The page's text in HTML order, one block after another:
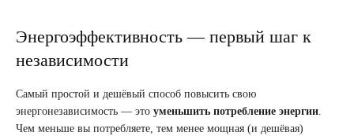
Энергоэффективность — первый шаг к
независимости
Самый простой и дешёвый способ повысить свою
энергонезависимость — это уменьшить потребление энергии.
Чем меньше вы потребляете, тем менее мощная (и дешёвая)